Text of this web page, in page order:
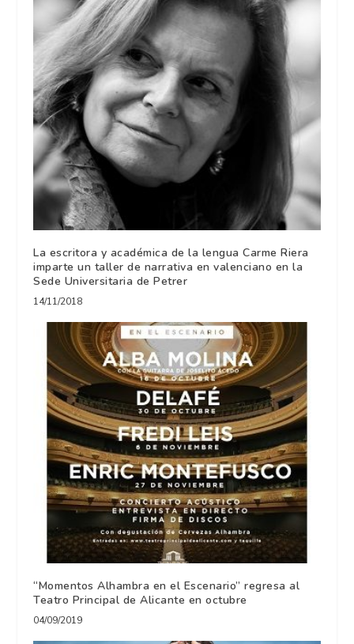
La escritora y académica de la lengua Carme Riera
imparte un taller de narrativa en valenciano en la
Sede Universitaria de Petrer
14/11/2018
“Momentos Alhambra en el Escenario” regresa al
Teatro Principal de Alicante en octubre
04/09/2019